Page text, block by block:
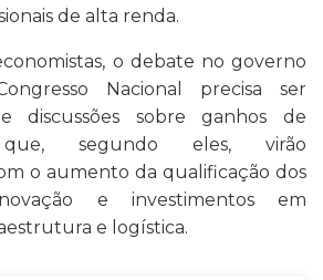
de alta renda.
o debate no governo
Nacional precisa ser
discussões sobre ganhos de
que, segundo eles, virão
o aumento da qualificação dos
e investimentos em
e logística.